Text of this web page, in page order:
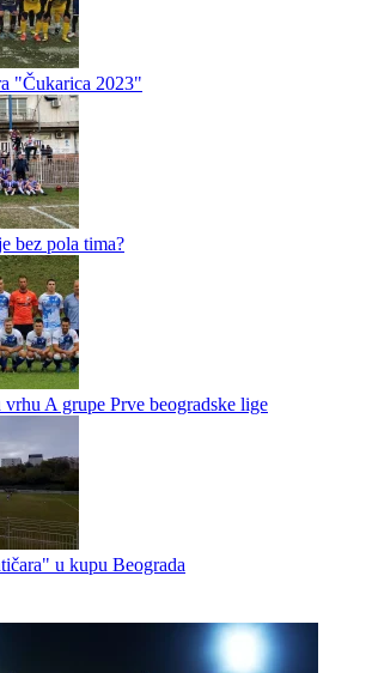
"Čukarica 2023"
bez pola tima?
A grupe Prve beogradske lige
u kupu Beograda